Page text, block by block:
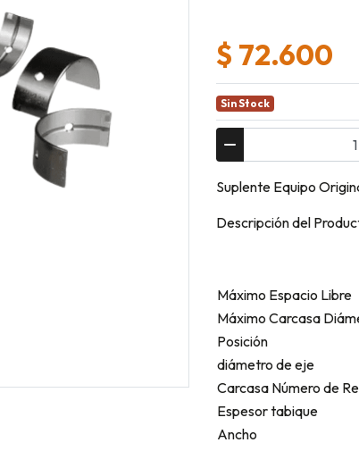
$ 72.600
Sin Stock
Suplente Equipo
Descripción del
Máximo Espacio Libre
Máximo Carcasa
Posición
diámetro de eje
Carcasa Número de
Espesor tabique
Ancho